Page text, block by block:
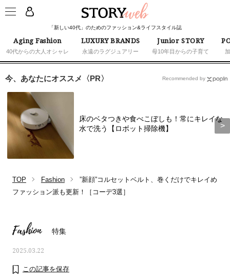
「新しい40代」のためのファッション&ライフスタイル誌
Aging Fashion
40代からの大人オシャレ
LUXURY BRANDS
永遠のラグジュアリー
Junior STORY
母10年目からの子育て
今、あなたにオススメ〈PR〉
床のベタつきや食べこぼしも！常にキレイな
水で洗う【ロボット掃除機】
Recommended by
TOP Fashion
”新顔”コルセットベルト、巻くだけでキレイめ
ファッション派も更新！［コーデ3選］
Fashion 特集
2025.03.22
この記事を保存